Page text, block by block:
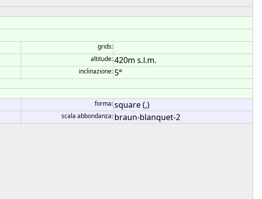
grids:
altitude:420m s.l.m.
inclinazione: 5°
forma:square (,)
scala abbondanza: braun-blanquet-2